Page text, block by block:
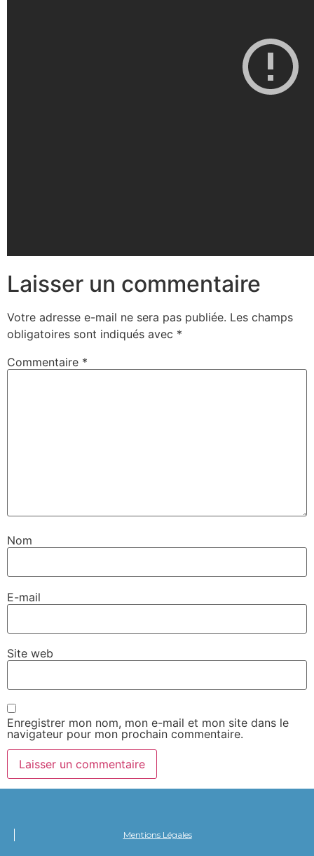
Laisser un commentaire
Votre adresse e-mail ne sera pas publiée. Les champs
obligatoires sont indiqués avec *
Commentaire *
Nom
E-mail
Site web
Enregistrer mon nom, mon e-mail et mon site dans le
navigateur pour mon prochain commentaire.
Mentions Légales